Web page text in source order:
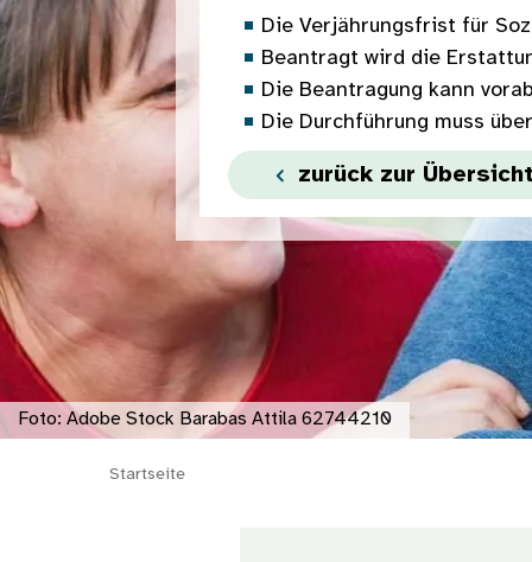
Foto: Adobe Stock Barabas Attila 62744210
Die Verjährungsfrist für
Beantragt wird die
Die Beantragung kann
Die Durchführung muss
zurück zur
Startseite